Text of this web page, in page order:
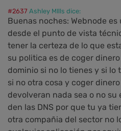
#2637 Ashley MIlls dice:
Buenas noches: Webnode
desde el punto de vista
tener la certeza de lo que
su politica es de coger
dominio si no lo tienes y si lo
si no otra cosa y coger
devolveran nada sea o no su
den las DNS por que tu ya
otra compañia del sector no